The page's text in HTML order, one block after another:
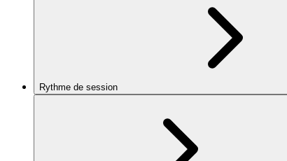
Rythme de session